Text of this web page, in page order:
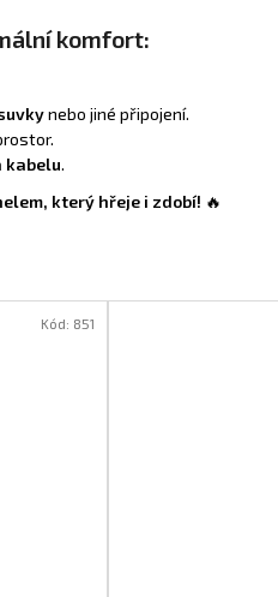
komfort:
nebo jiné připojení.
kabelu.
který hřeje i zdobí! 🔥
Kód: 851